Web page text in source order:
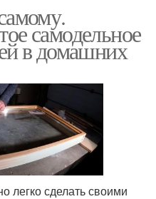
самодельное
в домашних
легко сделать своими